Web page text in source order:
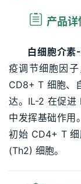
产品详
白细胞介
疫调节细胞因
CD8+ T 细胞、
达。IL-2 在促进
中发挥基础作用
初始 CD4+ T
(Th2) 细胞。